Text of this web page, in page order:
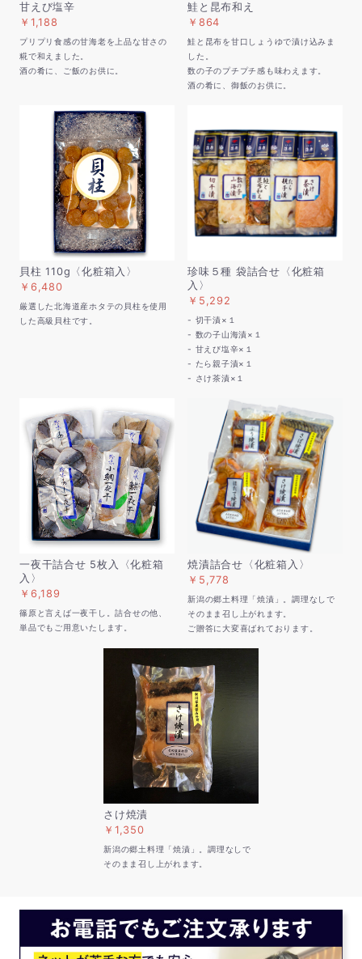
甘えび塩辛
￥1,188
プリプリ食感の甘海老を上品な甘さの
糀で和えました。
酒の肴に、ご飯のお供に。
鮭と昆布和え
￥864
鮭と昆布を甘口しょうゆで漬け込みま
した。
数の子のプチプチ感も味わえます。
酒の肴に、御飯のお供に。
貝柱 110g〈化粧箱入〉
￥6,480
厳選した北海道産ホタテの貝柱を使用
した高級貝柱です。
珍味５種 袋詰合せ〈化粧箱
入〉
￥5,292
- 切干漬×１
- 数の子山海漬×１
- 甘えび塩辛×１
- たら親子漬×１
- さけ茶漬×１
一夜干詰合せ 5枚入〈化粧箱
入〉
￥6,189
篠原と言えば一夜干し。詰合せの他、
単品でもご用意いたします。
焼漬詰合せ〈化粧箱入〉
￥5,778
新潟の郷土料理「焼漬」。調理なしで
そのまま召し上がれます。
ご贈答に大変喜ばれております。
さけ焼漬
￥1,350
新潟の郷土料理「焼漬」。調理なしで
そのまま召し上がれます。